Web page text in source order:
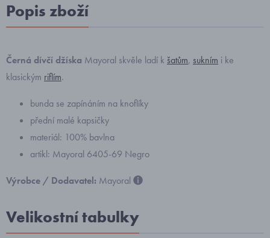
Popis zboží
Černá dívčí džíska Mayoral skvěle ladí k šatům, sukním i ke
klasickým riflím.
bunda se zapínáním na knoflíky
přední malé kapsičky
materiál: 100% bavlna
artikl: Mayoral 6405-69 Negro
Výrobce / Dodavatel: Mayoral
Velikostní tabulky